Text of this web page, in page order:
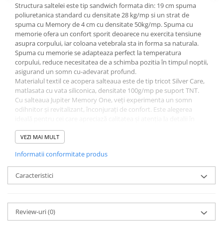
Structura saltelei este tip sandwich formata din: 19 cm spuma
poliuretanica standard cu densitate 28 kg/mp si un strat de
spuma cu Memory de 4 cm cu densitate 50kg/mp. Spuma cu
memorie ofera un confort sporit deoarece nu exercita tensiune
asupra corpului, iar coloana vetebrala sta in forma sa naturala.
Spuma cu memorie se adapteaza perfect la temperatura
corpului, reduce necesitatea de a schimba pozitia în timpul noptii,
asigurand un somn cu-adevarat profund.
Materialul textil ce acopera salteaua este de tip tricot Silver Care,
matlasata cu vata siliconica, densitate 100g/mp pe suport TNT.
Cu salteaua Jupiter Memory One, veți experimenta un somn
odihnitor și revitalizant, înconjurați de confort. Este alegerea
materie de somn.
Caracteristici tehnice saltea Jupiter Memory One:
standard densitate 28kg/mp si un strat de spuma cu Memory de
4 cm cu densitate 50 kg/mp.
-Husa din tricot Silver Care, matlasata cu vata siliconica, densitate
100g/mp pe suport TNT 40g/mp.
-Duritate mediu-tare
-Greutatea sustinuta (per utilizator) 100 kg
Instructiuni utilizare:
VEZI MAI MULT
Informatii conformitate produs
Caracteristici
Review-uri(0)